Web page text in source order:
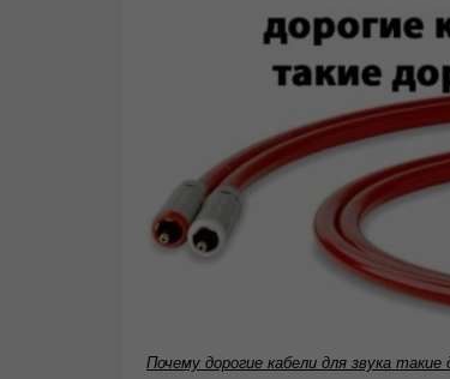
Почему дорогие кабели для звука такие